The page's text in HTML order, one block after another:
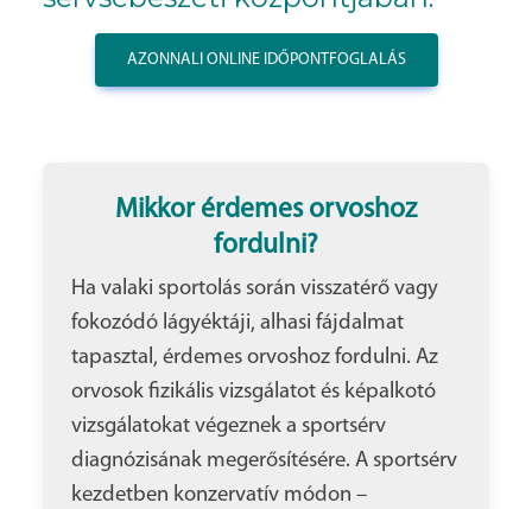
AZONNALI ONLINE IDŐPONTFOGLALÁS
Mikkor érdemes orvoshoz
fordulni?
Ha valaki sportolás során visszatérő vagy
fokozódó lágyéktáji, alhasi fájdalmat
tapasztal, érdemes orvoshoz fordulni. Az
orvosok fizikális vizsgálatot és képalkotó
vizsgálatokat végeznek a sportsérv
diagnózisának megerősítésére. A sportsérv
kezdetben konzervatív módon –